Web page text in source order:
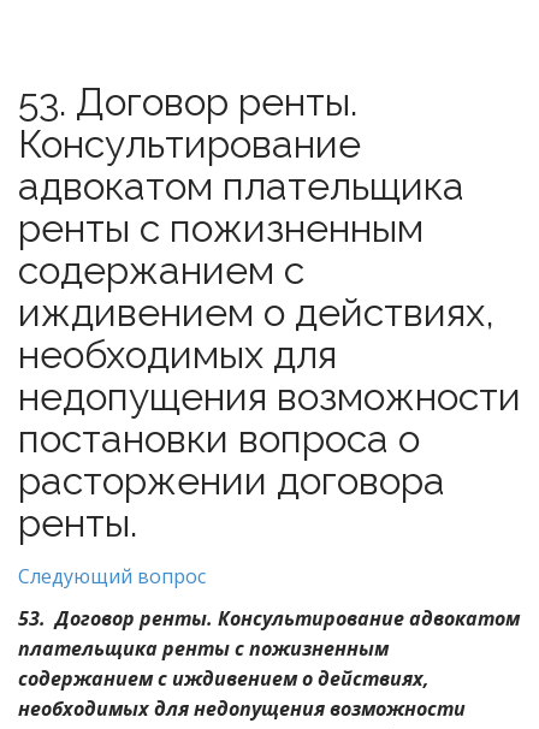
53. Договор ренты.
Консультирование
адвокатом плательщика
ренты с пожизненным
содержанием с
иждивением о действиях,
необходимых для
недопущения возможности
постановки вопроса о
расторжении договора
ренты.
Следующий вопрос
53. Договор ренты. Консультирование адвокатом
плательщика ренты с пожизненным
содержанием с иждивением о действиях,
необходимых для недопущения возможности